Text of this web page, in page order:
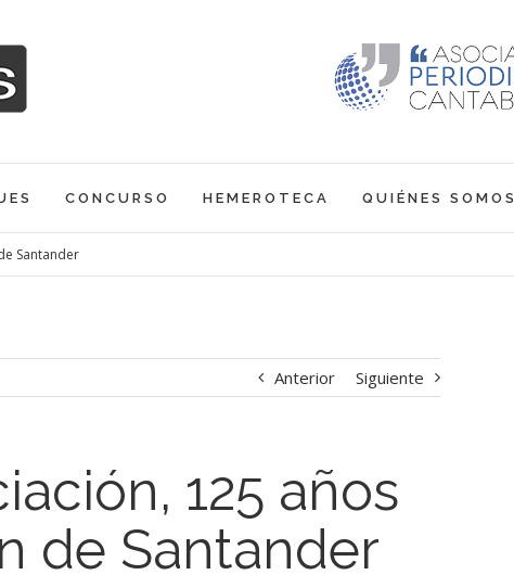
CONCURSO HEMEROTECA QUIÉNES SOMOS
Santander
Anterior Siguiente
125 años
de Santander